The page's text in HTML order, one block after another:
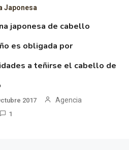
Japonesa
japonesa de cabello
es obligada por
a teñirse el cabello de
2017
Agencia
1